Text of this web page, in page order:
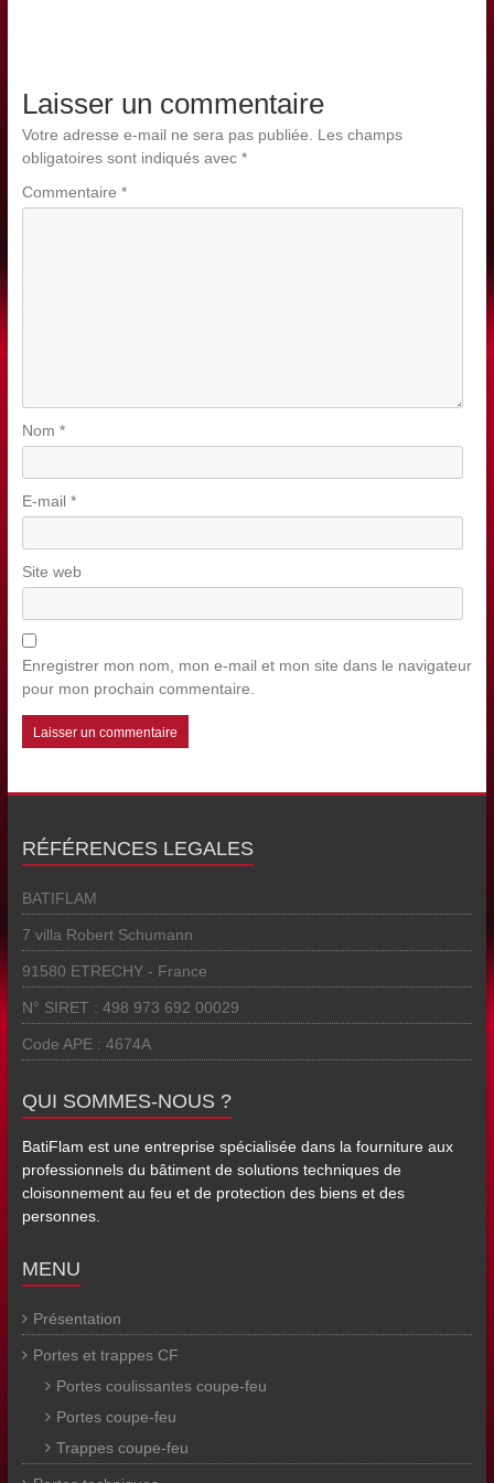
Laisser un commentaire
Votre adresse e-mail ne sera pas publiée.
Les champs
obligatoires sont indiqués avec *
Commentaire *
Nom *
E-mail *
Site web
Enregistrer mon nom, mon e-mail et mon site dans le navigateur
pour mon prochain commentaire.
RÉFÉRENCES LEGALES
BATIFLAM
7 villa Robert Schumann
91580 ETRECHY - France
N° SIRET : 498 973 692 00029
Code APE : 4674A
QUI SOMMES-NOUS ?
BatiFlam est une entreprise spécialisée dans la fourniture aux
professionnels du bâtiment de solutions techniques de
cloisonnement au feu et de protection des biens et des
personnes.
MENU
Présentation
Portes et trappes CF
Portes coulissantes coupe-feu
Portes coupe-feu
Trappes coupe-feu